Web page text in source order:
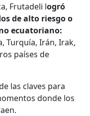
Frutadeli logró
de alto riesgo o
ecuatoriano:
Turquía, Irán, Irak,
países de
las claves para
donde los